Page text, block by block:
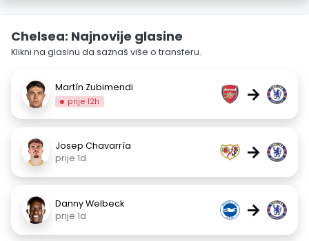
Chelsea: Najnovije glasine
Klikni na glasinu da saznaš više o transferu.
Martín Zubimendi
prije 12h →
Josep Chavarría
prije 1d
→
Danny Welbeck
prije 1d
→